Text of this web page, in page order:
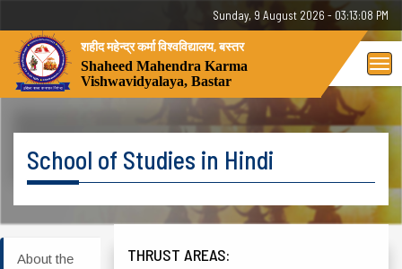
Sunday, 9 August 2026 - 03:13:08 PM
शहीद महेन्द्र कर्मा विश्वविद्यालय, बस्तर
Shaheed Mahendra Karma
Vishwavidyalaya, Bastar
School of Studies in Hindi
About the
THRUST AREAS: